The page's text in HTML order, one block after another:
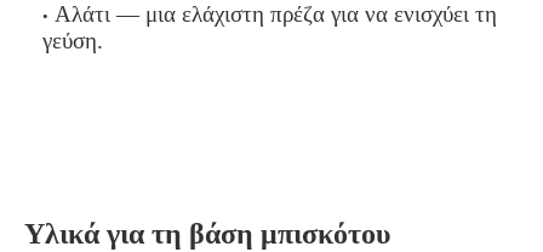
Αλάτι — μια ελάχιστη πρέζα για να ενισχύει τη
γεύση.
Υλικά για τη βάση μπισκότου